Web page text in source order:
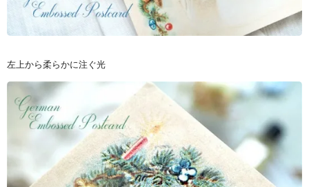
左上から柔らかに注ぐ光